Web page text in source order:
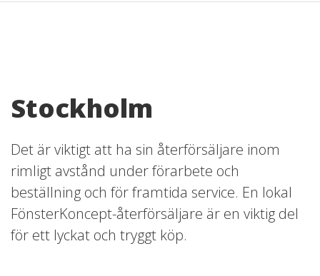
Stockholm
Det är viktigt att ha sin återförsäljare inom
rimligt avstånd under förarbete och
beställning och för framtida service. En lokal
FönsterKoncept-återförsäljare är en viktig del
för ett lyckat och tryggt köp.